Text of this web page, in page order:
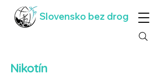
Slovensko bez drog
Nikotín